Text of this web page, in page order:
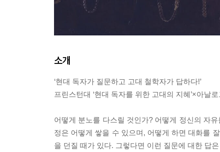
소개
‘현대 독자가 질문하고 고대 철학자가 답하다!’
프린스턴대 ‘현대 독자를 위한 고대의 지혜’×아날
어떻게 분노를 다스릴 것인가? 어떻게 정신의 자
정은 어떻게 쌓을 수 있으며, 어떻게 하면 대화를
을 던질 때가 있다. 그렇다면 이런 질문에 대한 답